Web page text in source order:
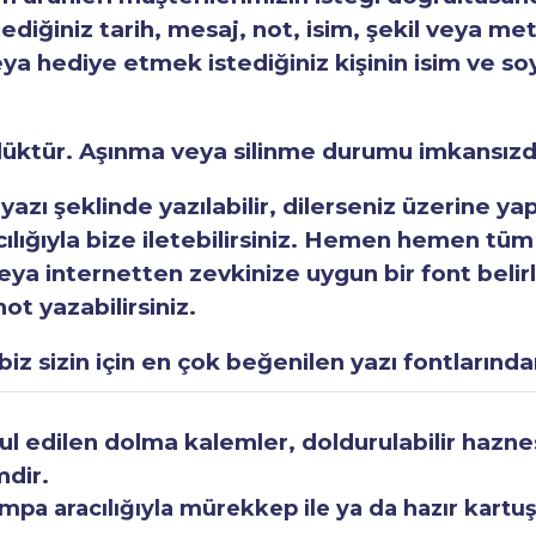
tarih, mesaj, not, isim, şekil veya
hediye etmek istediğiniz kişinin isim ve
Aşınma veya silinme durumu
şeklinde yazılabilir, dilerseniz üzerine
bize iletebilirsiniz. Hemen hemen
internetten zevkinize uygun bir font
yazabilirsiniz.
sizin için en çok beğenilen yazı
edilen dolma kalemler, doldurulabilir
aracılığıyla mürekkep ile ya da hazır